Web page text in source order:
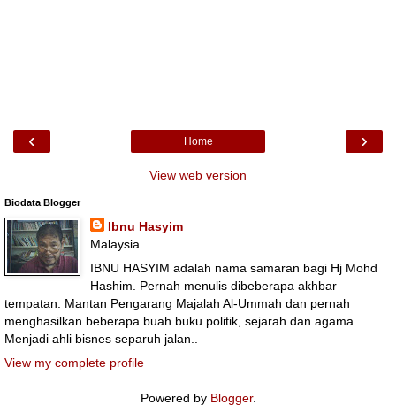
‹ ›
Home
View web version
Biodata Blogger
Ibnu Hasyim
Malaysia
IBNU HASYIM adalah nama samaran bagi Hj Mohd
Hashim. Pernah menulis dibeberapa akhbar
tempatan. Mantan Pengarang Majalah Al-Ummah dan pernah
menghasilkan beberapa buah buku politik, sejarah dan agama.
Menjadi ahli bisnes separuh jalan..
View my complete profile
Powered by Blogger.